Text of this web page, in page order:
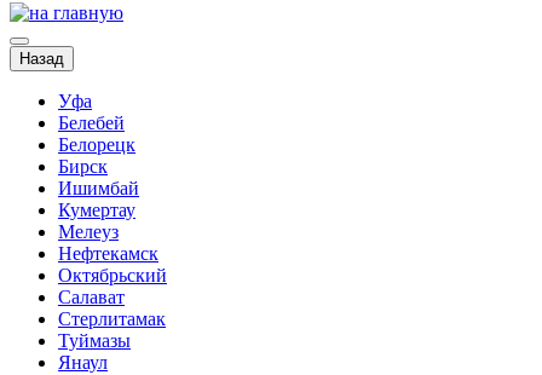
Назад
Уфа
Белебей
Белорецк
Бирск
Ишимбай
Кумертау
Мелеуз
Нефтекамск
Октябрьский
Салават
Стерлитамак
Туймазы
Янаул